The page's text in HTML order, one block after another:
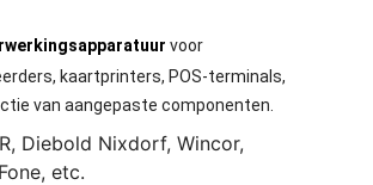
voor
kaartprinters, POS-terminals,
van aangepaste componenten.
Diebold Nixdorf, Wincor,
etc.